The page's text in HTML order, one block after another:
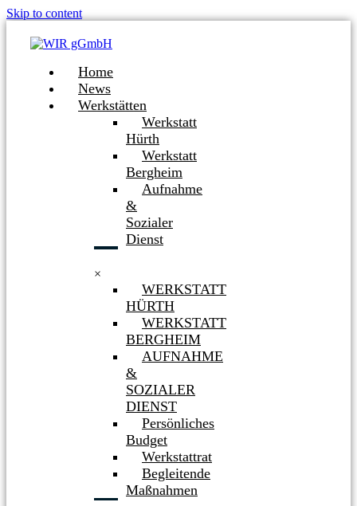
Skip to content
Home
News
Werkstätten
Werkstatt
Hürth
Werkstatt
Bergheim
Aufnahme
&
Sozialer
Dienst
×
WERKSTATT
HÜRTH
WERKSTATT
BERGHEIM
AUFNAHME
&
SOZIALER
DIENST
Persönliches
Budget
Werkstattrat
Begleitende
Maßnahmen